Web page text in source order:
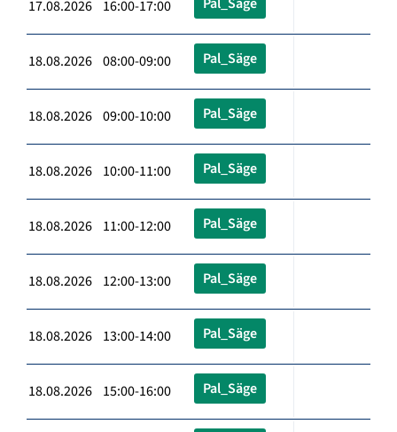
17.08.2026 16:00-17:00
18.08.2026 08:00-09:00 Pal_Säge
18.08.2026 09:00-10:00 Pal_Säge
18.08.2026 10:00-11:00 Pal_Säge
18.08.2026 11:00-12:00 Pal_Säge
18.08.2026 12:00-13:00 Pal_Säge
18.08.2026 13:00-14:00 Pal_Säge
18.08.2026 15:00-16:00 Pal_Säge